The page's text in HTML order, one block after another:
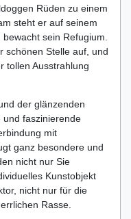
Rüden zu einem
steht er auf seinem
sein Refugium.
schönen Stelle auf, und
tollen Ausstrahlung
der glänzenden
und faszinierende
mit
ganz besondere und
nicht nur Sie
Kunstobjekt
nicht nur für die
Rasse.